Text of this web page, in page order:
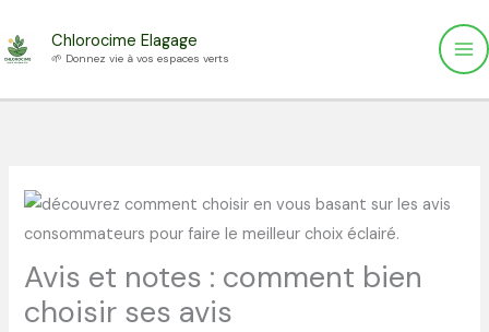
au
Chlorocime Elagage
🌱 Donnez vie à vos espaces verts
Avis et notes : comment bien
choisir ses avis